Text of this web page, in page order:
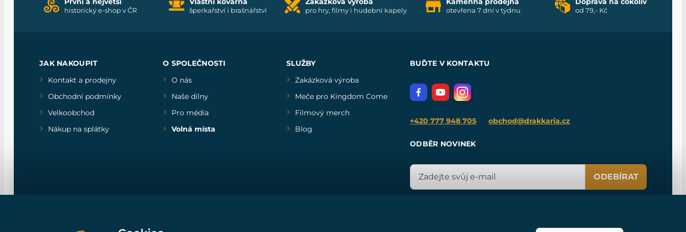
historický e-shop v ČR šperkařství i brašnářství pro hry, filmy i hudební kapely otevřena 7 dní v týdnu od 79,- Kč
JAK NAKOUPIT
Kontakt a prodejny
Obchodní podmínky
Velkoobchod
Nákup na splátky
O SPOLEČNOSTI
O nás
Naše dílny
Pro média
Volná místa
SLUŽBY
Zakázková výroba
Meče pro Kingdom Come
Filmový merch
Blog
BUĎTE V KONTAKTU
+420 777 948 705 obchod@drakkaria.cz
ODBĚR NOVINEK
ODEBÍRAT